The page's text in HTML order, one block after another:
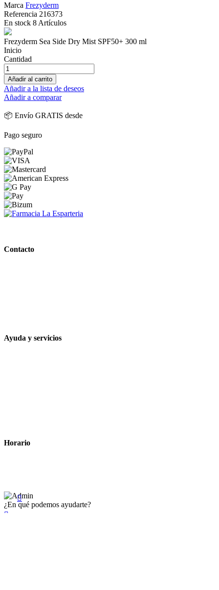
Marca Frezyderm
Referencia 216373
En stock 8 Artículos
Frezyderm Sea Side Dry Mist SPF50+ 300 ml
Inicio
Cantidad
Añadir al carrito
Añadir a la lista de deseos
Añadir a comparar
📦 Envío GRATIS desde
Pago seguro
Contacto
Ayuda y servicios
Horario
¿En qué podemos ayudarte?

